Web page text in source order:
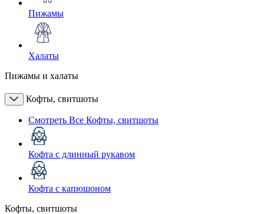
Пижамы
Халаты
Пижамы и халаты
Кофты, свитшоты
Смотреть Все Кофты, свитшоты
Кофта с длинный рукавом
Кофта с капюшоном
Кофты, свитшоты